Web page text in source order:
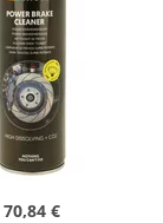
70,84 €